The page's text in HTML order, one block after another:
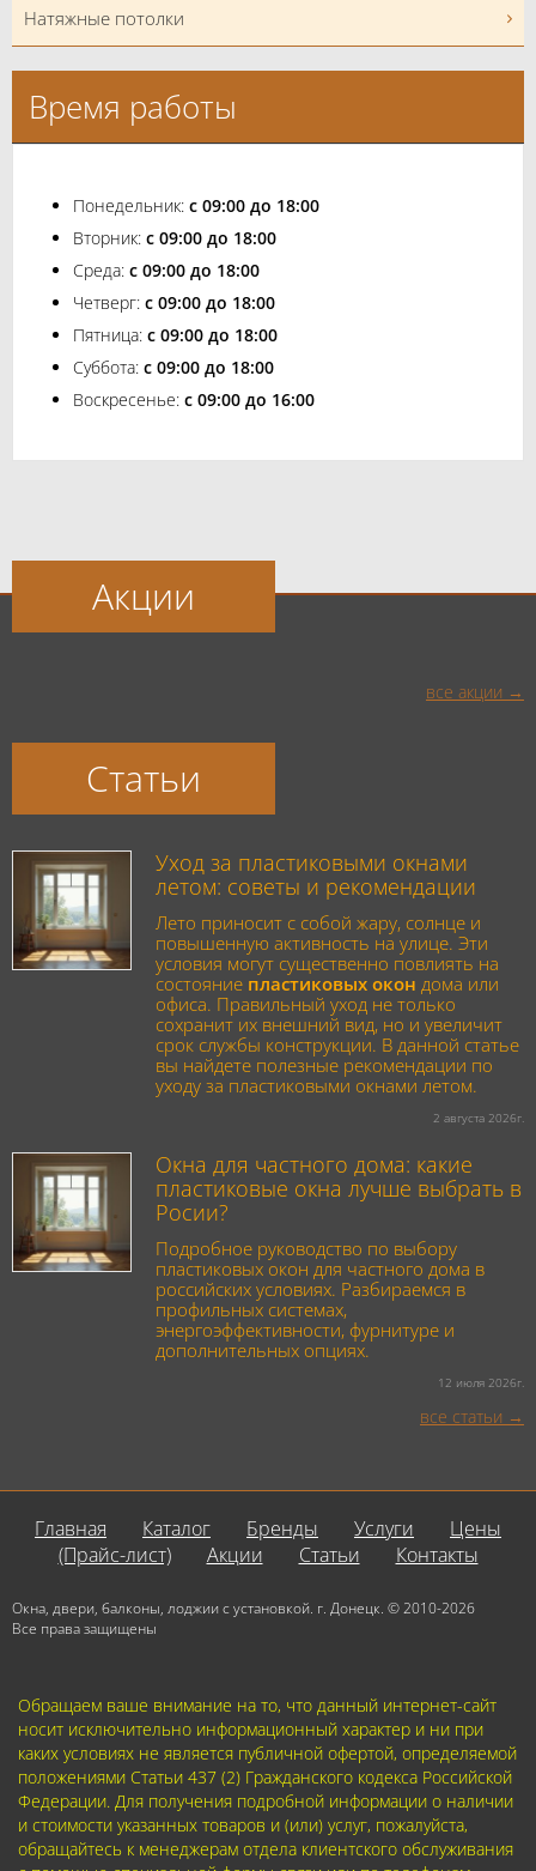
Натяжные потолки
Время работы
Понедельник: с 09:00 до 18:00
Вторник: с 09:00 до 18:00
Среда: с 09:00 до 18:00
Четверг: с 09:00 до 18:00
Пятница: с 09:00 до 18:00
Суббота: с 09:00 до 18:00
Воскресенье: с 09:00 до 16:00
Акции
все акции
Статьи
Уход за пластиковыми окнами
летом: советы и рекомендации
Лето приносит с собой жару, солнце и
повышенную активность на улице. Эти
условия могут существенно повлиять на
состояние пластиковых окон дома или
офиса. Правильный уход не только
сохранит их внешний вид, но и увеличит
срок службы конструкции. В данной статье
вы найдете полезные рекомендации по
уходу за пластиковыми окнами летом.
2 августа 2026г.
Окна для частного дома: какие
пластиковые окна лучше выбрать в
Росии?
Подробное руководство по выбору
пластиковых окон для частного дома в
российских условиях. Разбираемся в
профильных системах,
энергоэффективности, фурнитуре и
дополнительных опциях.
12 июля 2026г.
все статьи
Главная Каталог Бренды Услуги
Цены
(Прайс-лист)
Акции Статьи Контакты
Окна, двери, балконы, лоджии с установкой. г. Донецк. © 2010-2026
Все права защищены
Обращаем ваше внимание на то, что данный интернет-сайт
носит исключительно информационный характер и ни при
каких условиях не является публичной офертой, определяемой
положениями Статьи 437 (2) Гражданского кодекса Российской
Федерации. Для получения подробной информации о наличии
и стоимости указанных товаров и (или) услуг, пожалуйста,
обращайтесь к менеджерам отдела клиентского обслуживания